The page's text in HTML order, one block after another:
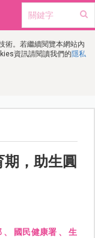
術。若繼續閱覽本網站內
資訊請閱讀我們的隱私
，助生圓
、 國民健康署、生